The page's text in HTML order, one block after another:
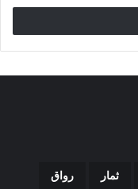
ثمار رواق